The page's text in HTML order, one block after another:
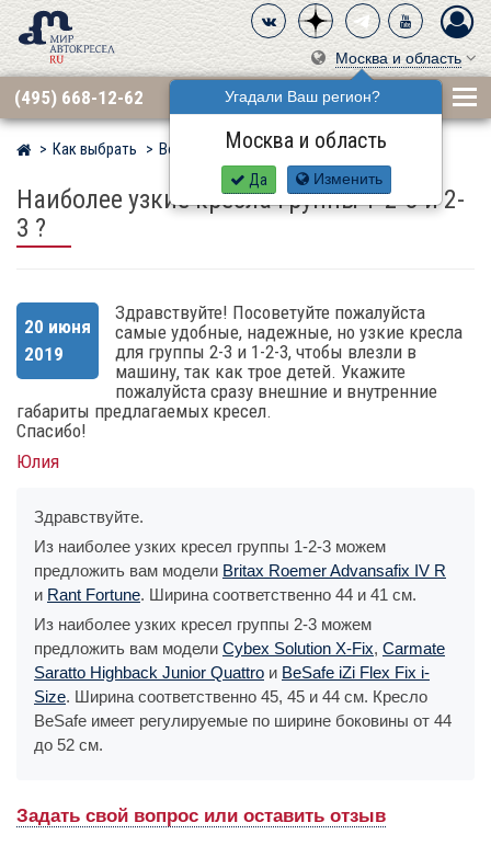
Москва и область
Угадали Ваш регион?
Москва и область
Да Изменить
(495) 668-12-62
Мир детских автокресел
Как выбрать Вопросы
Наиболее узкие кресла группы 1-2-3 и 2-
3 ?
20 июня
2019
Здравствуйте! Посоветуйте пожалуйста
самые удобные, надежные, но узкие кресла
для группы 2-3 и 1-2-3, чтобы влезли в
машину, так как трое детей. Укажите
пожалуйста сразу внешние и внутренние
габариты предлагаемых кресел.
Спасибо!
Юлия
Здравствуйте.
Из наиболее узких кресел группы 1-2-3 можем
предложить вам модели Britax Roemer Advansafix IV R
и Rant Fortune. Ширина соответственно 44 и 41 см.
Из наиболее узких кресел группы 2-3 можем
предложить вам модели Cybex Solution X-Fix, Carmate
Saratto Highback Junior Quattro и BeSafe iZi Flex Fix i-
Size. Ширина соответственно 45, 45 и 44 см. Кресло
BeSafe имеет регулируемые по ширине боковины от 44
до 52 см.
Задать свой вопрос или оставить отзыв